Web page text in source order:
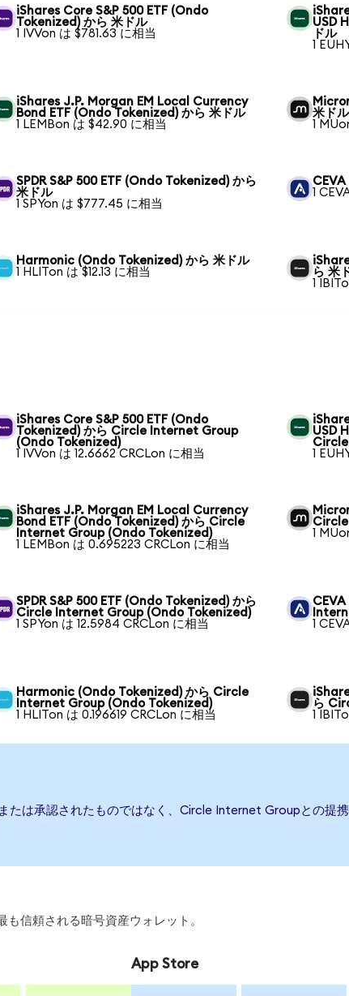
iShares Core S&P 500 ETF (Ondo
Tokenized) から 米ドル
1 IVVon は $781.63 に相当
USD
ドル
1
iShares J.P. Morgan EM Local Currency
Bond ETF (Ondo Tokenized) から 米ドル
1 LEMBon は $42.90 に相当
米ドル
1
SPDR S&P 500 ETF (Ondo Tokenized) から
米ドル
1 SPYon は $777.45 に相当
1
Harmonic (Ondo Tokenized) から 米ドル
1 HLITon は $12.13 に相当
ら 米
1
iShares Core S&P 500 ETF (Ondo
Tokenized) から Circle Internet Group
(Ondo Tokenized)
1 IVVon は 12.6662 CRCLon に相当
USD
1
iShares J.P. Morgan EM Local Currency
Bond ETF (Ondo Tokenized) から Circle
Internet Group (Ondo Tokenized)
1 LEMBon は 0.695223 CRCLon に相当
1
SPDR S&P 500 ETF (Ondo Tokenized) から
Circle Internet Group (Ondo Tokenized)
1 SPYon は 12.5984 CRCLon に相当
1
Harmonic (Ondo Tokenized) から Circle
Internet Group (Ondo Tokenized)
1 HLITon は 0.196619 CRCLon に相当
ら
1
は承認されたものではなく、Circle Internet Groupとの提
信頼される暗号資産ウォレット。
App Store